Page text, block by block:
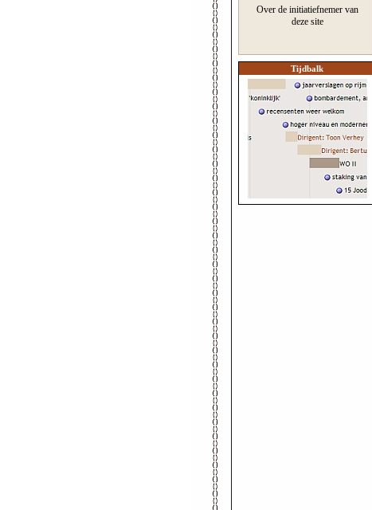
Over de initiatiefnemer van
deze site
Tijdbalk